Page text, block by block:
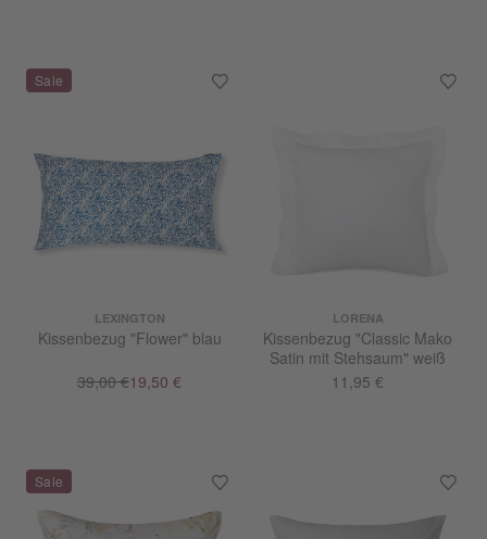
LEXINGTON
Kissenbezug "Flower" blau
39,00 €19,50 €
LORENA
Kissenbezug "Classic Mako
Satin mit Stehsaum" weiß
11,95 €